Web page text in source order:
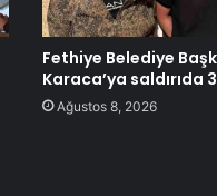
Fethiye Belediye
Karaca’ya saldırıda
Ağustos 8, 2026